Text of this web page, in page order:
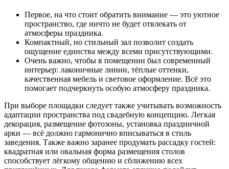
Первое, на что стоит обратить внимание — это уютное
пространство, где ничто не будет отвлекать от
атмосферы праздника.
Компактный, но стильный зал позволит создать
ощущение единства между всеми присутствующими.
Очень важно, чтобы в помещении был современный
интерьер: лаконичные линии, тёплые оттенки,
качественная мебель и световое оформление. Всё это
помогает подчеркнуть особую атмосферу праздника.
При выборе площадки следует также учитывать возможность
адаптации пространства под свадебную концепцию. Легкая
декорация, размещение фотозоны, установка праздничной
арки — всё должно гармонично вписываться в стиль
заведения. Также важно заранее продумать рассадку гостей:
квадратная или овальная форма размещения столов
способствует лёгкому общению и сближению всех